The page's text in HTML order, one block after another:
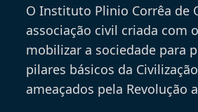
O Instituto Plinio Corrêa de
associação civil criada com
mobilizar a sociedade para
pilares básicos da
ameaçados pela Revolução